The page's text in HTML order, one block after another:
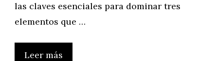
las claves esenciales para dominar tres
elementos que …
Leer más